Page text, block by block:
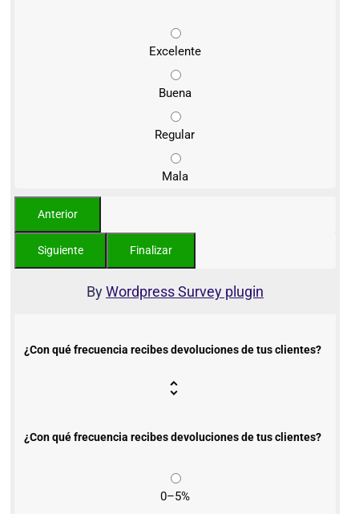
Excelente
Buena
Regular
Mala
ByWordpress Survey plugin
¿Con qué frecuencia recibes devoluciones de tus clientes?
¿Con qué frecuencia recibes devoluciones de tus clientes?
0–5%